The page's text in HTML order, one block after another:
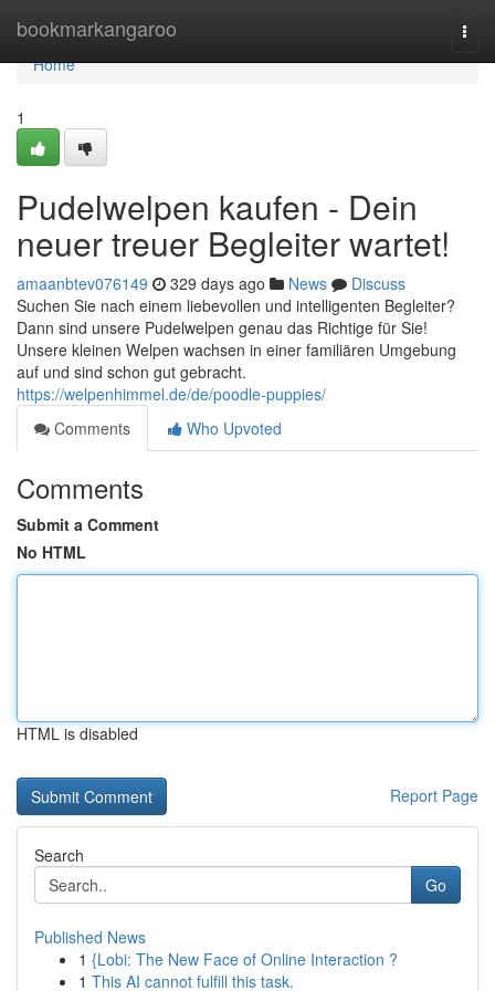
bookmarkangaroo
Home
Home
1
Pudelwelpen kaufen - Dein
neuer treuer Begleiter wartet!
amaanbtev076149 329 days ago News
Discuss
Suchen Sie nach einem liebevollen und intelligenten Begleiter?
Dann sind unsere Pudelwelpen genau das Richtige für Sie!
Unsere kleinen Welpen wachsen in einer familiären Umgebung
auf und sind schon gut gebracht.
https://welpenhimmel.de/de/poodle-puppies/
Comments
Who Upvoted
Comments
Submit a Comment
No HTML
HTML is disabled
Report Page
Search
Go
Published News
1 {Lobi: The New Face of Online Interaction ?
1 This AI cannot fulfill this task.